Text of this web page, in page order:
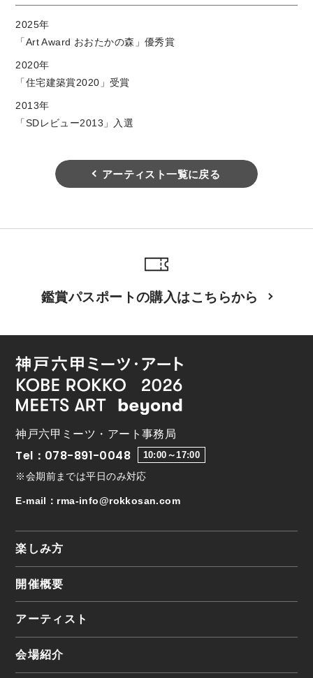
2025年
「Art Award おおたかの森」優秀賞
2020年
「住宅建築賞2020」受賞
2013年
「SDレビュー2013」入選
アーティスト一覧に戻る
鑑賞パスポートの購入はこちらから
神戸六甲ミーツ・アート事務局
Tel：078-891-0048 10:00～17:00
※会期前までは平日のみ対応
E-mail： rma-info@rokkosan.com
楽しみ方
開催概要
アーティスト
会場紹介